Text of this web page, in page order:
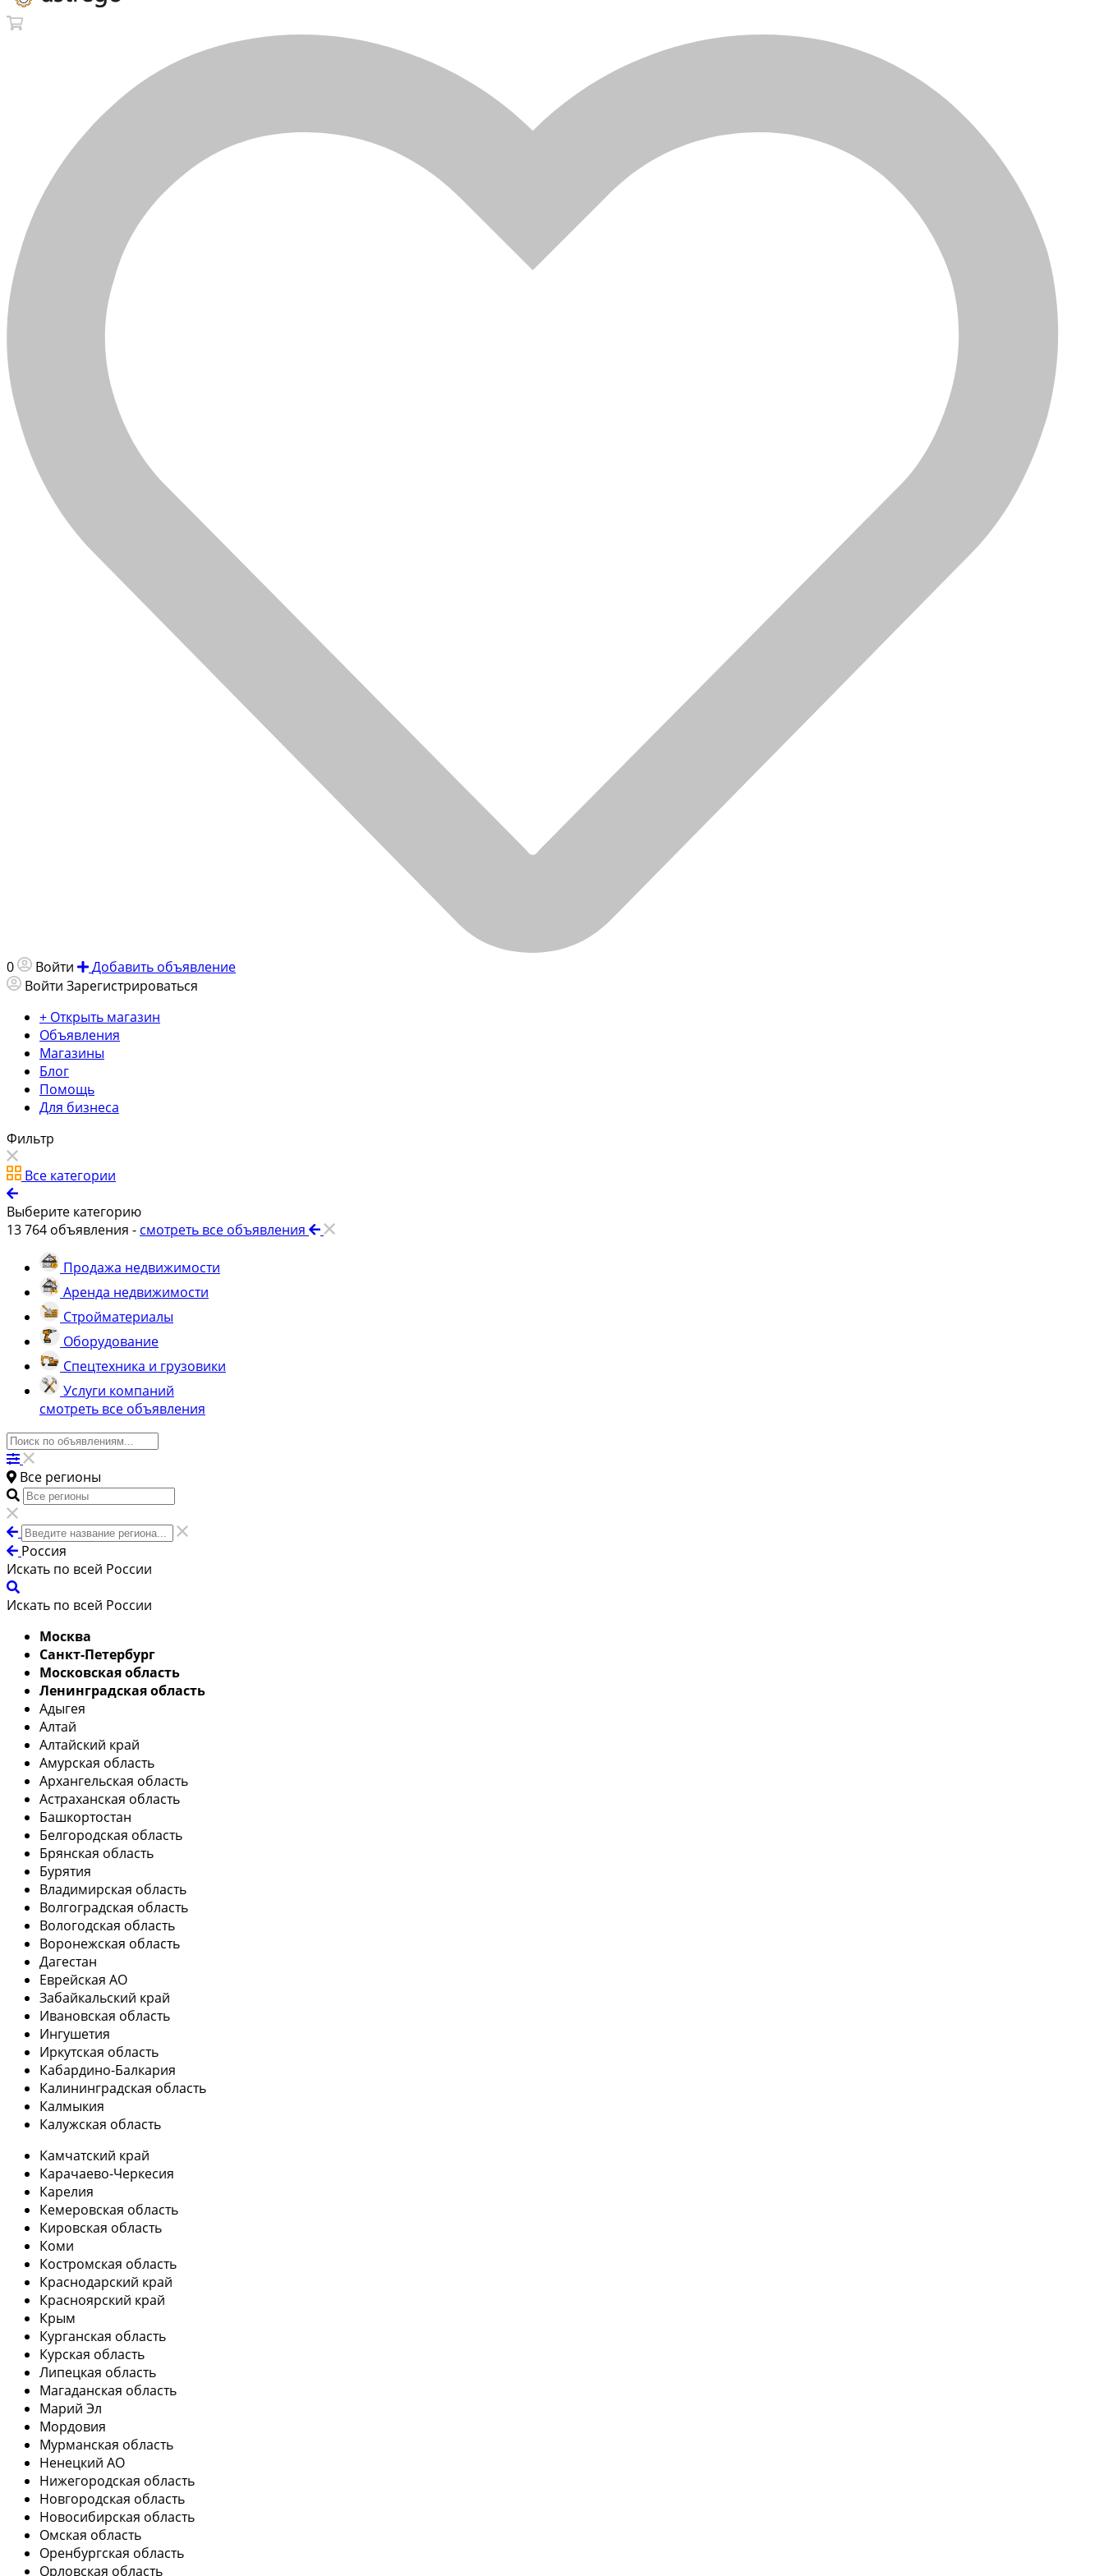
0 Войти
Добавить объявление
Войти Зарегистрироваться
+ Открыть магазин
Объявления
Магазины
Блог
Помощь
Для бизнеса
Фильтр
Все категории
Выберите категорию
13 764 объявления - смотреть все объявления
Продажа недвижимости
Аренда недвижимости
Стройматериалы
Оборудование
Спецтехника и грузовики
Услуги компаний
смотреть все объявления
Все регионы
Россия
Искать по всей России
Искать по всей России
Москва
Санкт-Петербург
Московская область
Ленинградская область
Адыгея
Алтай
Алтайский край
Амурская область
Архангельская область
Астраханская область
Башкортостан
Белгородская область
Брянская область
Бурятия
Владимирская область
Волгоградская область
Вологодская область
Воронежская область
Дагестан
Еврейская АО
Забайкальский край
Ивановская область
Ингушетия
Иркутская область
Кабардино-Балкария
Калининградская область
Калмыкия
Калужская область
Камчатский край
Карачаево-Черкесия
Карелия
Кемеровская область
Кировская область
Коми
Костромская область
Краснодарский край
Красноярский край
Крым
Курганская область
Курская область
Липецкая область
Магаданская область
Марий Эл
Мордовия
Мурманская область
Ненецкий АО
Нижегородская область
Новгородская область
Новосибирская область
Омская область
Оренбургская область
Орловская область